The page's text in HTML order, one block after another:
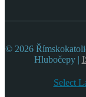
© 2026
Hlubočepy |
Select